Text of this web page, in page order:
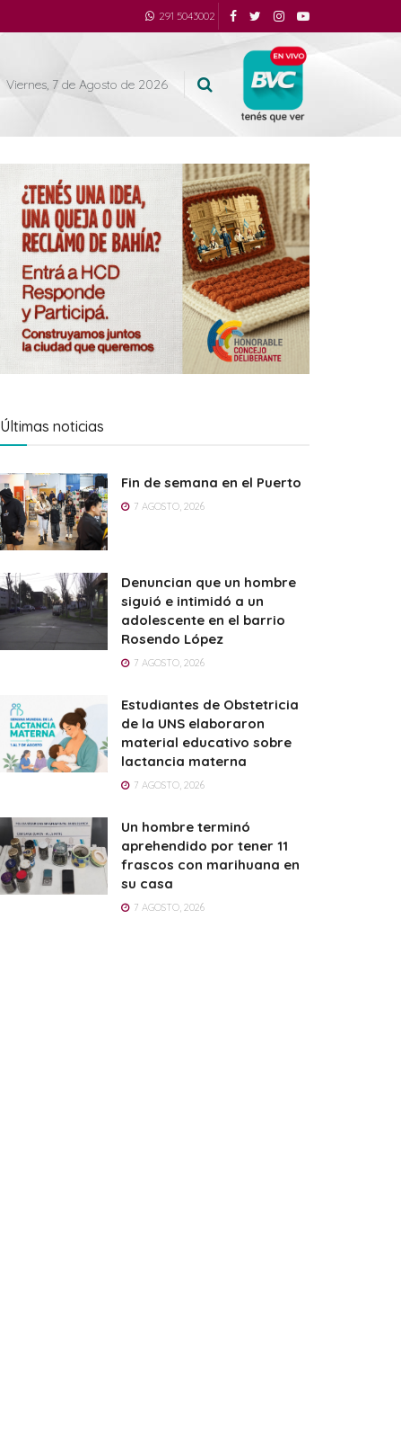
291 5043002
Viernes, 7 de Agosto de 2026
Últimas noticias
Fin de semana en el Puerto
7 AGOSTO, 2026
Denuncian que un hombre
siguió e intimidó a un
adolescente en el barrio
Rosendo López
7 AGOSTO, 2026
Estudiantes de Obstetricia
de la UNS elaboraron
material educativo sobre
lactancia materna
7 AGOSTO, 2026
Un hombre terminó
aprehendido por tener 11
frascos con marihuana en
su casa
7 AGOSTO, 2026